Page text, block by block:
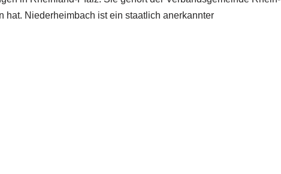
hat. Niederheimbach ist ein staatlich anerkannter